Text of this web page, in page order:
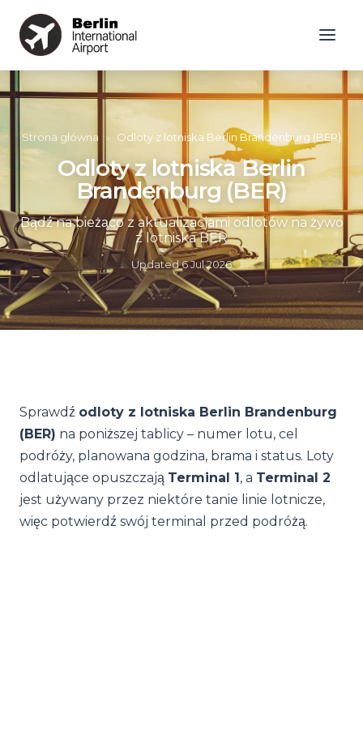
Strona główna » Odloty z lotniska Berlin Brandenburg (BER)
Odloty z lotniska Berlin
Brandenburg (BER)
Bądź na bieżąco z aktualizacjami odlotów na żywo
z lotniska BER
Updated6 Jul 2026
Sprawdź odloty z lotniska Berlin Brandenburg
(BER) na poniższej tablicy – numer lotu, cel
podróży, planowana godzina, brama i status. Loty
odlatujące opuszczają Terminal 1, a Terminal 2
jest używany przez niektóre tanie linie lotnicze,
więc potwierdź swój terminal przed podróżą.